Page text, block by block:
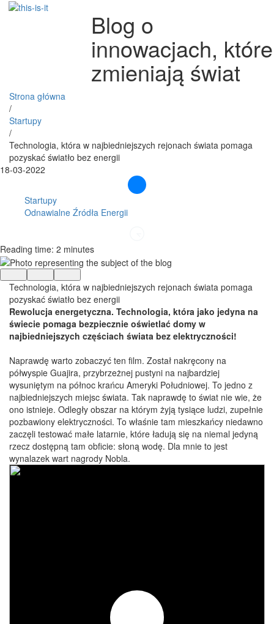
Blog o
innowacjach, które
zmieniają świat
Strona główna
/
Startupy
/
Technologia, która w najbiedniejszych rejonach świata pomaga
pozyskać światło bez energii
18-03-2022
Startupy
Odnawialne Źródła Energii
Reading time: 2 minutes
Technologia, która w najbiedniejszych rejonach świata pomaga
pozyskać światło bez energii
Rewolucja energetyczna. Technologia, która jako jedyna na
świecie pomaga bezpiecznie oświetlać domy w
najbiedniejszych częściach świata bez elektryczności!
Naprawdę warto zobaczyć ten film. Został nakręcony na
półwyspie Guajira, przybrzeżnej pustyni na najbardziej
wysuniętym na północ krańcu Ameryki Południowej. To jedno z
najbiedniejszych miejsc świata. Tak naprawdę to świat nie wie, że
ono istnieje. Odległy obszar na którym żyją tysiące ludzi, zupełnie
pozbawiony elektryczności. To właśnie tam mieszkańcy niedawno
zaczęli testować małe latarnie, które ładują się na niemal jedyną
rzecz dostępną tam obficie: słoną wodę. Dla mnie to jest
wynalazek wart nagrody Nobla.